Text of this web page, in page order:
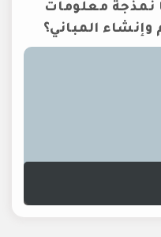
نمذجة معلومات